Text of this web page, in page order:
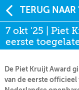
OVER KPVV
NIEUWS
KENNIS
NETWERK V&V
TERUG
7 okt '25 | Piet
eerste
De Piet Kruijt Award
van de eerste